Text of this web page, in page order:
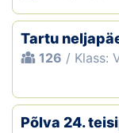
Tartu
126 / Klass:
Põlva 24.